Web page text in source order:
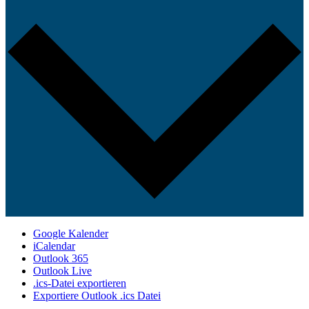
Google Kalender
iCalendar
Outlook 365
Outlook Live
.ics-Datei exportieren
Exportiere Outlook .ics Datei